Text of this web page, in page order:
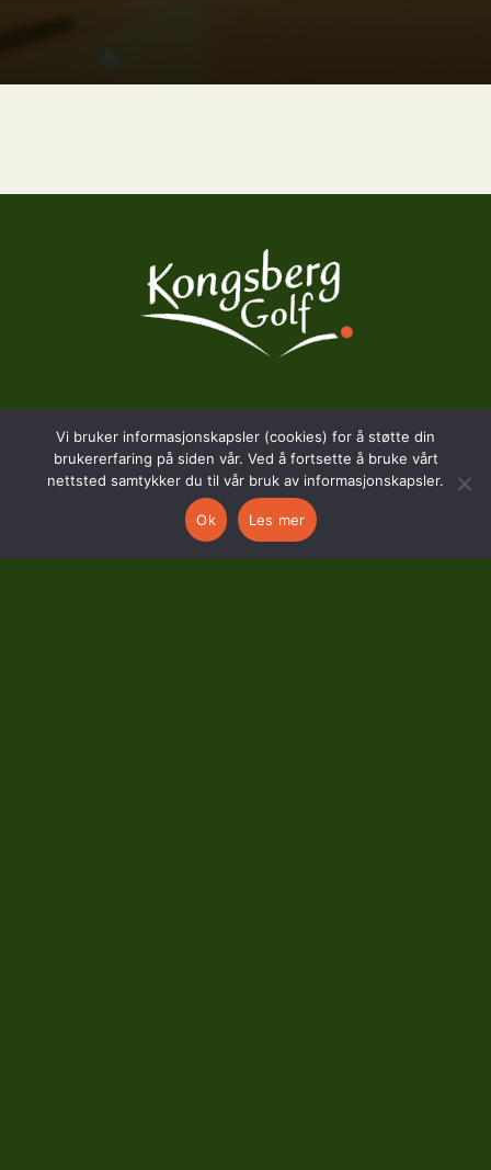
BESØKSADRESSE
Hostvedtveien 130
3618 Skollenborg
Vi bruker informasjonskapsler (cookies) for å støtte din
brukererfaring på siden vår. Ved å fortsette å bruke vårt
nettsted samtykker du til vår bruk av informasjonskapsler.
Ok Les mer